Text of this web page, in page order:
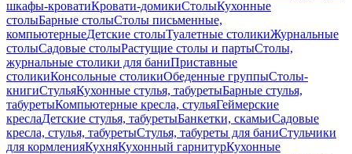
шкафы-кроватиКровати-домикиСтолыКухонные
столыБарные столыСтолы письменные,
компьютерныеДетские столыТуалетные столикиЖурнальные
столыСадовые столыРастущие столы и партыСтолы,
журнальные столики для баниПриставные
столикиКонсольные столикиОбеденные группыСтолы-
книгиСтульяКухонные стулья, табуретыБарные стулья,
табуретыКомпьютерные кресла, стульяГеймерские
креслаДетские стулья, табуретыБанкетки, скамьиСадовые
кресла, стулья, табуретыСтулья, табуреты для баниСтульчики
для кормленияКухняКухонный гарнитурКухонные